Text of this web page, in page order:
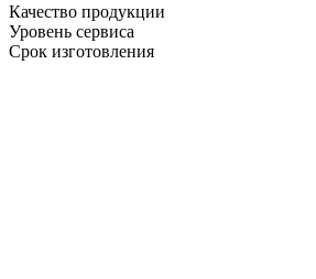
Качество продукции
Уровень сервиса
Срок изготовления